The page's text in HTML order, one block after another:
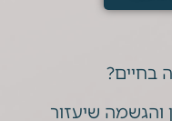
בחיים?
והגשמה שיעזור